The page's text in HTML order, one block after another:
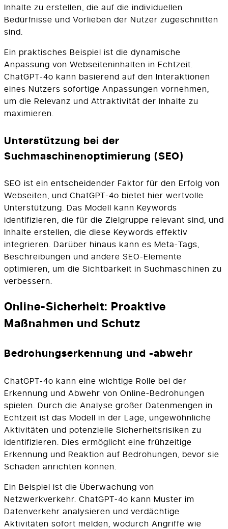
Inhalte zu erstellen, die auf die individuellen
Bedürfnisse und Vorlieben der Nutzer zugeschnitten
sind.
Ein praktisches Beispiel ist die dynamische
Anpassung von Webseiteninhalten in Echtzeit.
ChatGPT-4o kann basierend auf den Interaktionen
eines Nutzers sofortige Anpassungen vornehmen,
um die Relevanz und Attraktivität der Inhalte zu
maximieren.
Unterstützung bei der
Suchmaschinenoptimierung (SEO)
SEO ist ein entscheidender Faktor für den Erfolg von
Webseiten, und ChatGPT-4o bietet hier wertvolle
Unterstützung. Das Modell kann Keywords
identifizieren, die für die Zielgruppe relevant sind, und
Inhalte erstellen, die diese Keywords effektiv
integrieren. Darüber hinaus kann es Meta-Tags,
Beschreibungen und andere SEO-Elemente
optimieren, um die Sichtbarkeit in Suchmaschinen zu
verbessern.
Online-Sicherheit: Proaktive
Maßnahmen und Schutz
Bedrohungserkennung und -abwehr
ChatGPT-4o kann eine wichtige Rolle bei der
Erkennung und Abwehr von Online-Bedrohungen
spielen. Durch die Analyse großer Datenmengen in
Echtzeit ist das Modell in der Lage, ungewöhnliche
Aktivitäten und potenzielle Sicherheitsrisiken zu
identifizieren. Dies ermöglicht eine frühzeitige
Erkennung und Reaktion auf Bedrohungen, bevor sie
Schaden anrichten können.
Ein Beispiel ist die Überwachung von
Netzwerkverkehr. ChatGPT-4o kann Muster im
Datenverkehr analysieren und verdächtige
Aktivitäten sofort melden, wodurch Angriffe wie